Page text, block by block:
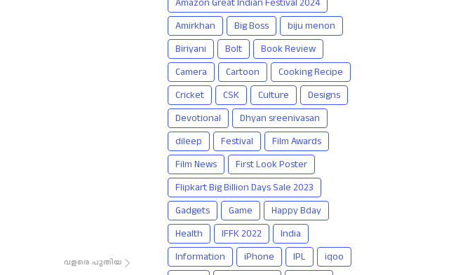
വളരെ പുതിയ
Amazon Great Indian Festival 2024
Amirkhan
Big Boss
biju menon
Biriyani
Bolt
Book Review
Camera
Cartoon
Cooking Recipe
Cricket
CSK Culture
Designs
Devotional
Dhyan sreenivasan
dileep
Festival
Film Awards
Film News
First Look Poster
Flipkart Big Billion Days Sale 2023
Gadgets
Game
Happy Bday
Health
IFFK 2022
India
Information
iPhone IPL
iqoo